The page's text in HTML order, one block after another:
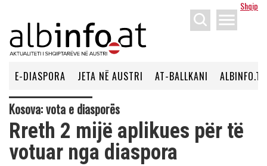
Shqip
menu
E-DIASPORA JETA NË AUSTRI AT-BALLKANI ALBINFO.TV
Kosova: vota e diasporës
Rreth 2 mijë aplikues për të
votuar nga diaspora